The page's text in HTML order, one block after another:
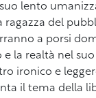
lento
ragazza del
a porsi
la realtà nel
ironico e
il tema della